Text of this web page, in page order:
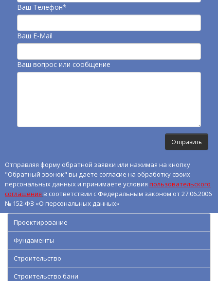
Ваш Телефон*
Ваш E-Mail
Ваш вопрос или сообщение
Отправляя форму обратной заявки или нажимая на кнопку
"Обратный звонок" вы даете согласие на обработку своих
персональных данных и принимаете условия пользовательского
соглашения в соответствии с Федеральным законом от 27.06.2006
№ 152-ФЗ «О персональных данных»
Проектирование
Фундаменты
Строительство
Строительство бани